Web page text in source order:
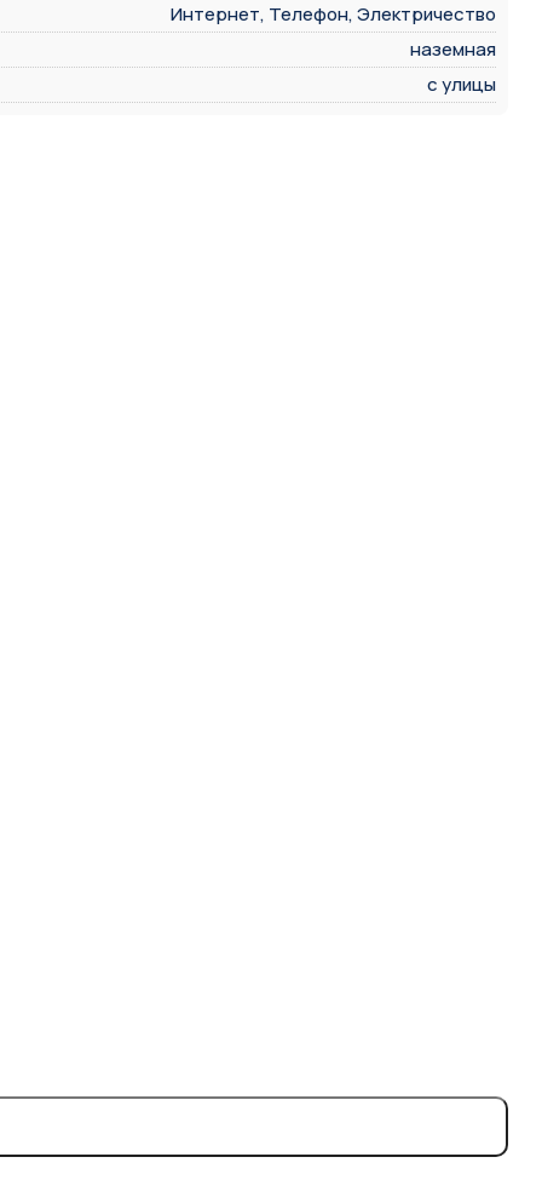
Интернет, Телефон, Электричество
наземная
с улицы